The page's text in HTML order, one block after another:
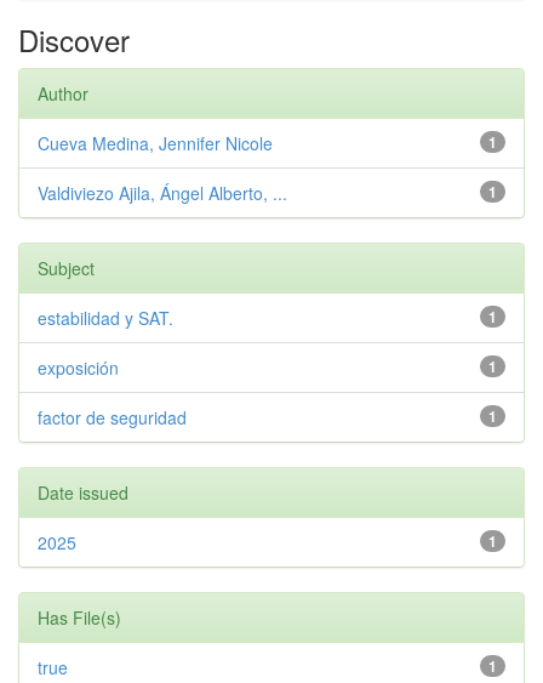
Discover
Author
1
Cueva Medina, Jennifer Nicole
1
Valdiviezo Ajila, Ángel Alberto, ...
Subject
1
estabilidad y SAT.
1
exposición
1
factor de seguridad
Date issued
1
2025
Has File(s)
1
true